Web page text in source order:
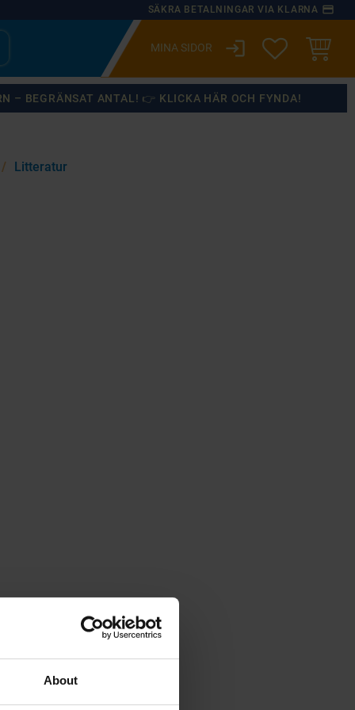
About
SÄKRA BETALNINGAR VIA KLARNA payment
login ÖNSKELISTA
– BEGRÄNSAT ANTAL! 👉 KLICKA HÄR OCH FYNDA!
Litteratur